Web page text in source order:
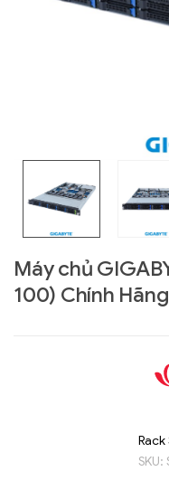
Máy chủ
100) Chính Hãng
Rack
SKU: